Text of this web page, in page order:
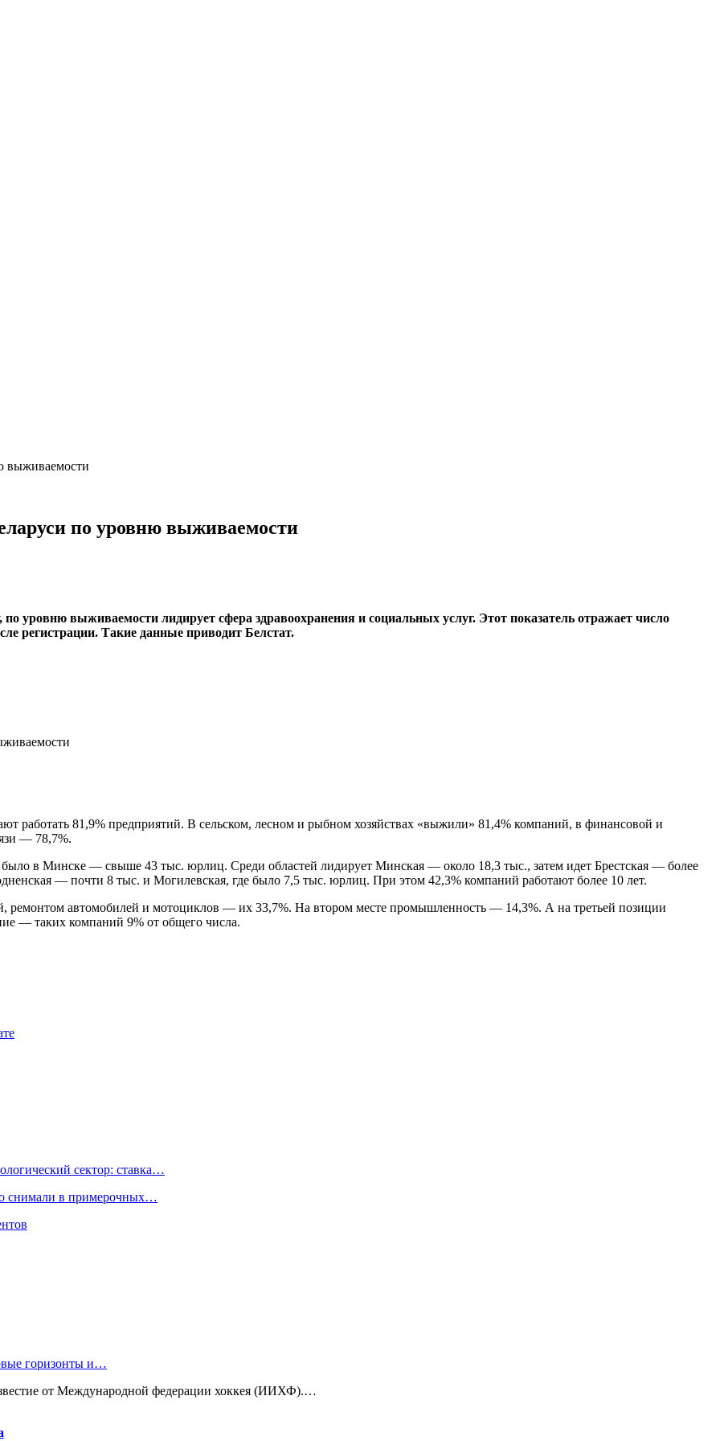
выживаемости
по уровню выживаемости
уровню выживаемости лидирует сфера здравоохранения и социальных услуг. Этот показатель отражает число
регистрации. Такие данные приводит Белстат.
работать 81,9% предприятий. В сельском, лесном и рыбном хозяйствах «выжили» 81,4% компаний, в финансовой и
— 78,7%.
в Минске — свыше 43 тыс. юрлиц. Среди областей лидирует Минская — около 18,3 тыс., затем идет Брестская — более
— почти 8 тыс. и Могилевская, где было 7,5 тыс. юрлиц. При этом 42,3% компаний работают более 10 лет.
ремонтом автомобилей и мотоциклов — их 33,7%. На втором месте промышленность — 14,3%. А на третьей позиции
— таких компаний 9% от общего числа.
сектор: ставка…
снимали в примерочных…
горизонты и…
от Международной федерации хоккея (ИИХФ).…